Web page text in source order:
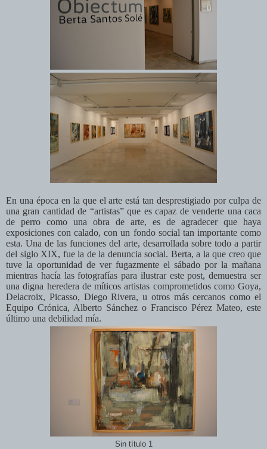
En una época en la que el arte está tan desprestigiado por culpa de
una gran cantidad de “artistas” que es capaz de venderte una caca
de perro como una obra de arte, es de agradecer que haya
exposiciones con calado, con un fondo social tan importante como
esta. Una de las funciones del arte, desarrollada sobre todo a partir
del siglo XIX, fue la de la denuncia social. Berta, a la que creo que
tuve la oportunidad de ver fugazmente el sábado por la mañana
mientras hacía las fotografías para ilustrar este post, demuestra ser
una digna heredera de míticos artistas comprometidos como Goya,
Delacroix, Picasso, Diego Rivera, u otros más cercanos como el
Equipo Crónica, Alberto Sánchez o Francisco Pérez Mateo, este
último una debilidad mía.
Sin título 1